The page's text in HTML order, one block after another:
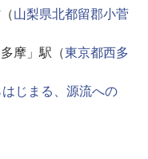
山梨県北都留郡小菅
摩」駅（東京都西多
はじまる、源流への